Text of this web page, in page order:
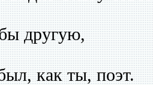
другую,
как ты, поэт.